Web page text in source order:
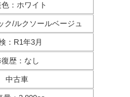
色 ： ホワイト
ク/ルクソールベージュ
： R1年3月
復歴 ： なし
中古車